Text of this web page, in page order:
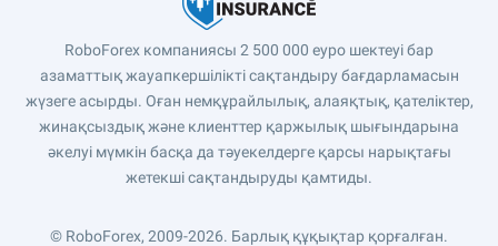
RoboForex компаниясы 2 500 000 еуро шектеуі бар
азаматтық жауапкершілікті сақтандыру бағдарламасын
жүзеге асырды. Оған немқұрайлылық, алаяқтық, қателіктер,
жинақсыздық және клиенттер қаржылық шығындарына
әкелуі мүмкін басқа да тәуекелдерге қарсы нарықтағы
жетекші сақтандыруды қамтиды.
© RoboForex, 2009-2026. Барлық құқықтар қорғалған.